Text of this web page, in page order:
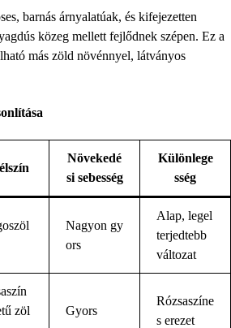
barnás árnyalatúak, és kifejezetten
közeg mellett fejlődnek szépen. Ez a
más zöld növénnyel, látványos
Növekedé
si sebesség
Különlege
sség
Nagyon gy
ors
Alap, legel
terjedtebb
változat
zöl
Gyors
Rózsaszíne
s erezet